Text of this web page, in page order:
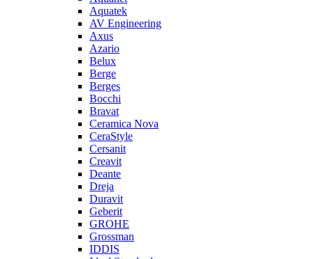
Aquatek
AV Engineering
Axus
Azario
Belux
Berge
Berges
Bocchi
Bravat
Ceramica Nova
CeraStyle
Cersanit
Creavit
Deante
Dreja
Duravit
Geberit
GROHE
Grossman
IDDIS